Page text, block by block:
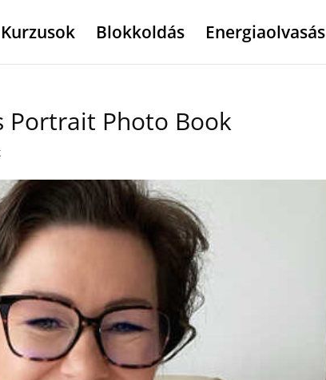
Kurzusok Blokkoldás Energiaolvasás
Portrait Photo Book